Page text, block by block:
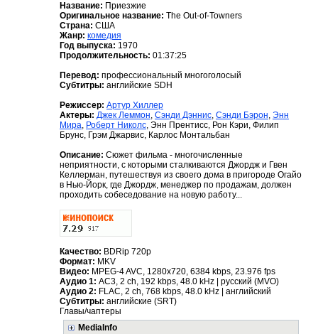
Название: Приезжие
Оригинальное название: The Out-of-Towners
Страна: США
Жанр: комедия
Год выпуска: 1970
Продолжительность: 01:37:25
Перевод: профессиональный многоголосый
Субтитры: английские SDH
Режиссер: Артур Хиллер
Актеры: Джек Леммон, Сэнди Дэннис, Сэнди Бэрон, Энн
Мира, Роберт Николс, Энн Прентисс, Рон Кэри, Филип
Брунс, Грэм Джарвис, Карлос Монтальбан
Описание: Сюжет фильма - многочисленные
неприятности, с которыми сталкиваются Джордж и Гвен
Келлерман, путешествуя из своего дома в пригороде Огайо
в Нью-Йорк, где Джордж, менеджер по продажам, должен
проходить собеседование на новую работу...
Качество: BDRip 720p
Формат: MKV
Видео: MPEG-4 AVC, 1280x720, 6384 kbps, 23.976 fps
Аудио 1: AC3, 2 ch, 192 kbps, 48.0 kHz | русский (MVO)
Аудио 2: FLAC, 2 ch, 768 kbps, 48.0 kHz | английский
Субтитры: английские (SRT)
Главы/чаптеры
MediaInfo